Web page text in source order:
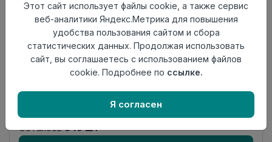
Товарная
группа
Керамическая Плитка
8,5
Поверхность глянцевая
Страна
происхождения
Киргизия
Номер
Осталось849 шт
Этот сайт использует файлы cookie, а также сервис
веб-аналитики Яндекс.Метрика для повышения
удобства пользования сайтом и сбора
статистических данных. Продолжая использовать
сайт, вы соглашаетесь с использованием файлов
cookie. Подробнее по ссылке.
Я согласен